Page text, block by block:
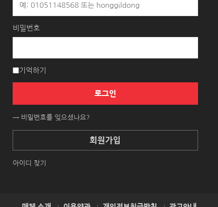
비밀번호
기억하기
로그인
→ 비밀번호를 잊으셨나요?
회원가입
아이디 찾기